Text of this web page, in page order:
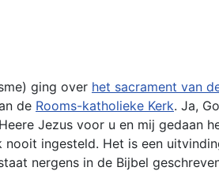
ging over het sacrament van
de Rooms-katholieke Kerk. Ja,
Jezus voor u en mij gedaan
ingesteld. Het is een
nergens in de Bijbel